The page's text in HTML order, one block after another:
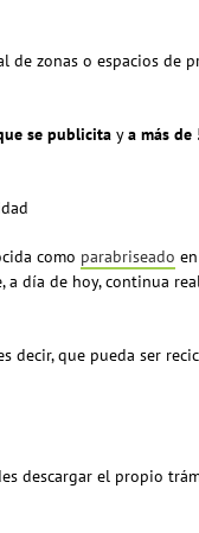
zonas o espacios de
se publicita ya más de
como parabriseado
día de hoy, continua
que pueda ser
descargar el propio